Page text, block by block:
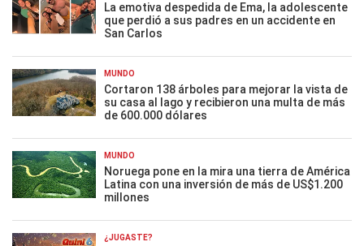
La emotiva despedida de Ema, la adolescente
que perdió a sus padres en un accidente en
San Carlos
MUNDO
Cortaron 138 árboles para mejorar la vista de
su casa al lago y recibieron una multa de más
de 600.000 dólares
MUNDO
Noruega pone en la mira una tierra de América
Latina con una inversión de más de US$1.200
millones
¿JUGASTE?